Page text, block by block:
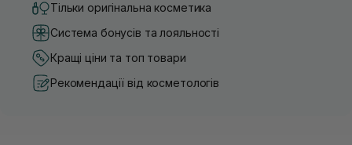
Тільки оригінальна косметика
Система бонусів та лояльності
Кращі ціни та топ товари
Рекомендації від косметологів